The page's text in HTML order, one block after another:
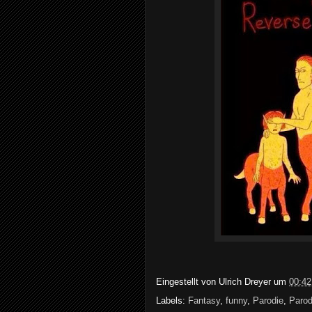
Eingestellt von Ulrich Dreyer um 00:42
Labels: Fantasy, funny, Parodie,